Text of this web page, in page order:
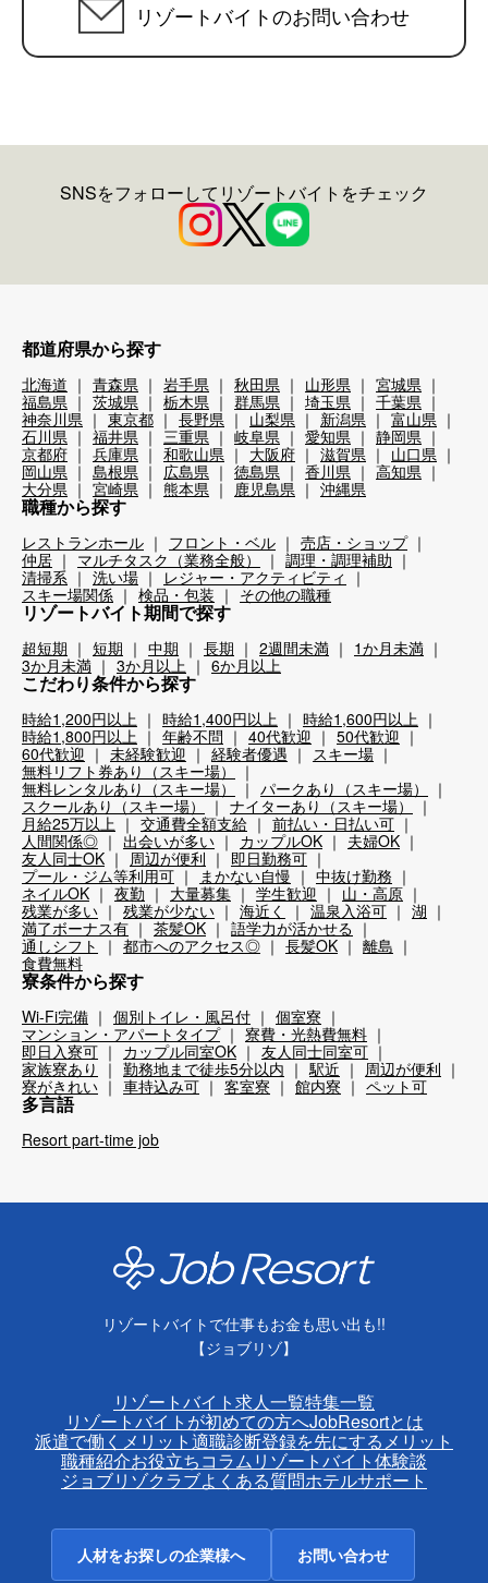
リゾートバイトのお問い合わせ
SNSをフォローしてリゾートバイトをチェック
都道府県から探す
北海道 青森県 岩手県 秋田県 山形県
宮城県
福島県
茨城県 栃木県 群馬県 埼玉県
千葉県
神奈川県
東京都 長野県 山梨県 新潟県
富山県
石川県
福井県 三重県 岐阜県 愛知県
静岡県
京都府
兵庫県 和歌山県 大阪府 滋賀県
山口県
岡山県
島根県 広島県 徳島県 香川県
高知県
大分県
宮崎県 熊本県 鹿児島県 沖縄県
職種から探す
レストランホール フロント・ベル
売店・ショップ
仲居
マルチタスク（業務全般）
調理・調理補助
清掃系
洗い場
レジャー・アクティビティ
スキー場関係
検品・包装 その他の職種
リゾートバイト期間で探す
超短期 短期 中期 長期 2週間未満
1か月未満
3か月未満
3か月以上 6か月以上
こだわり条件から探す
時給1,200円以上 時給1,400円以上
時給1,600円以上
時給1,800円以上
年齢不問 40代歓迎
50代歓迎
60代歓迎
未経験歓迎 経験者優遇
スキー場
無料リフト券あり（スキー場）
無料レンタルあり（スキー場）
パークあり（スキー場）
スクールあり（スキー場）
ナイターあり（スキー場）
月給25万以上
交通費全額支給
前払い・日払い可
人間関係◎
出会いが多い カップルOK
夫婦OK
友人同士OK
周辺が便利
即日勤務可
プール・ジム等利用可
まかない自慢
中抜け勤務
ネイルOK
夜勤 大量募集 学生歓迎
山・高原
残業が多い
残業が少ない 海近く 温泉入浴可
湖
満了ボーナス有
茶髪OK
語学力が活かせる
通しシフト
都市へのアクセス◎ 長髪OK
離島
食費無料
寮条件から探す
Wi-Fi完備 個別トイレ・風呂付
個室寮
マンション・アパートタイプ
寮費・光熱費無料
即日入寮可
カップル同室OK
友人同士同室可
家族寮あり
勤務地まで徒歩5分以内 駅近
周辺が便利
寮がきれい
車持込み可 客室寮 館内寮 ペット可
多言語
Resort part-time job
リゾートバイトで仕事もお金も思い出も!!
【ジョブリゾ】
リゾートバイト求人一覧特集一覧
リゾートバイトが初めての方へJobResortとは
派遣で働くメリット適職診断登録を先にするメリット
職種紹介お役立ちコラムリゾートバイト体験談
ジョブリゾクラブよくある質問ホテルサポート
人材をお探しの企業様へ お問い合わせ